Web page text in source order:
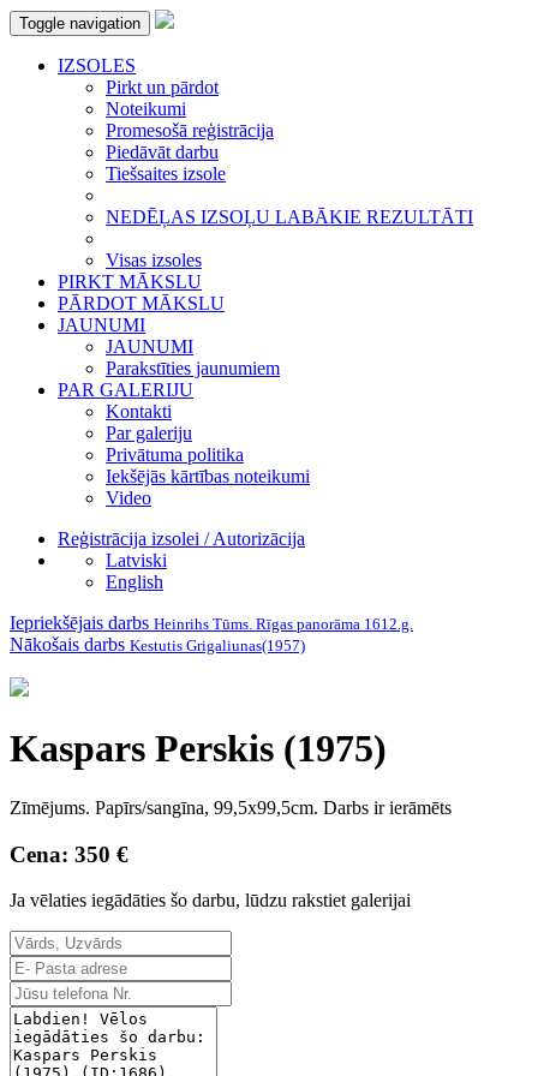
Toggle navigation
IZSOLES
Pirkt un pārdot
Noteikumi
Promesošā reģistrācija
Piedāvāt darbu
Tiešsaites izsole
NEDĒĻAS IZSOĻU LABĀKIE REZULTĀTI
Visas izsoles
PIRKT MĀKSLU
PĀRDOT MĀKSLU
JAUNUMI
JAUNUMI
Parakstīties jaunumiem
PAR GALERIJU
Kontakti
Par galeriju
Privātuma politika
Iekšējās kārtības noteikumi
Video
Reģistrācija izsolei / Autorizācija
Latviski
English
Iepriekšējais darbs Heinrihs Tūms. Rīgas panorāma 1612.g.
Nākošais darbs Kestutis Grigaliunas(1957)
Kaspars Perskis (1975)
Zīmējums. Papīrs/sangīna, 99,5x99,5cm. Darbs ir ierāmēts
Cena: 350 €
Ja vēlaties iegādāties šo darbu, lūdzu rakstiet galerijai